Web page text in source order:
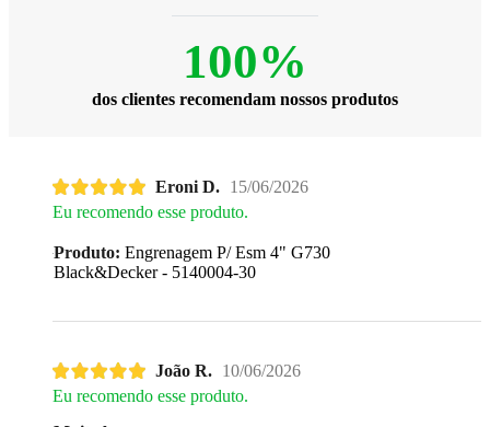
100%
dos clientes recomendam nossos produtos
Eroni D. 15/06/2026
Eu recomendo esse produto.
Produto: Engrenagem P/ Esm 4" G730
Black&Decker - 5140004-30
João R. 10/06/2026
Eu recomendo esse produto.